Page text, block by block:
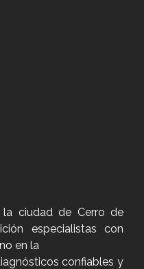
ciudad de Cerro de
especialistas con
en la
confiables y